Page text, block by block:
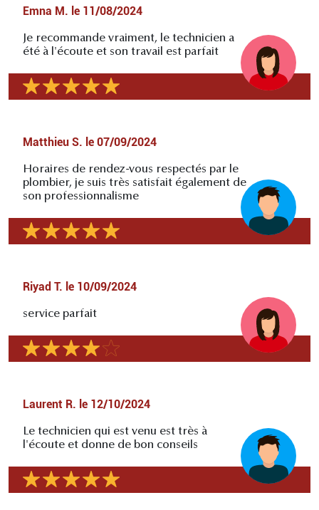
Emna M. le 11/08/2024
Je recommande vraiment, le technicien a
été à l'écoute et son travail est parfait
Matthieu S. le 07/09/2024
Horaires de rendez-vous respectés par le
plombier, je suis très satisfait également de
son professionnalisme
Riyad T. le 10/09/2024
service parfait
Laurent R. le 12/10/2024
Le technicien qui est venu est très à
l'écoute et donne de bon conseils